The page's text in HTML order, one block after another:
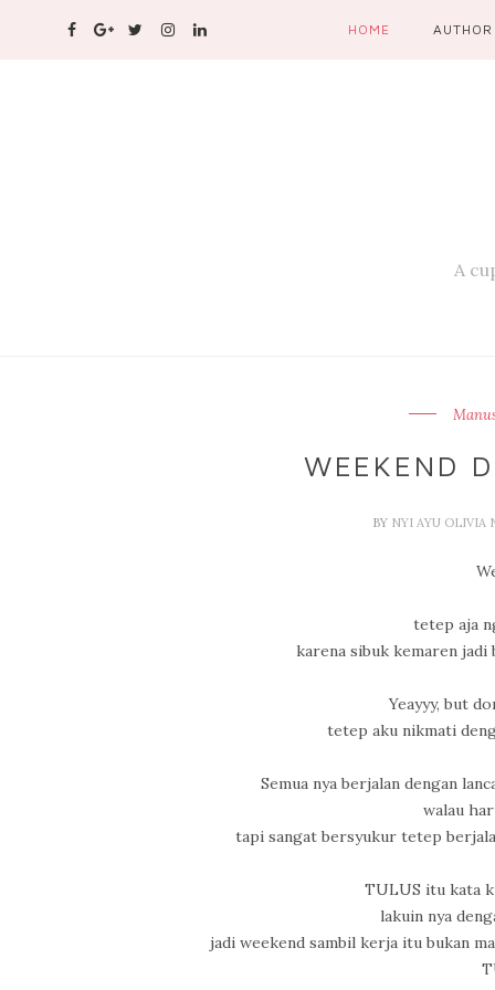
HOME AUTHOR
A
WEEKEND
BY NYI AYU OLIVIA
tetep aja
karena sibuk kemaren jadi
Yeayyy, but
tetep aku nikmati
Semua nya berjalan dengan
walau
tapi sangat bersyukur tetep
TULUS itu kata
lakuin nya
jadi weekend sambil kerja itu bukan